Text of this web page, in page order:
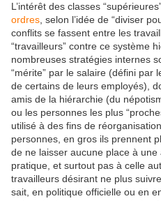
L’intérêt des classes
ordres , selon l’idée de “diviser
conflits se fassent entre les
“travailleurs” contre ce système
nombreuses stratégies internes
“mérite” par le salaire (défini par
de certains de leurs employés),
amis de la hiérarchie (du
ou les personnes les plus
utilisé à des fins de
personnes, en gros ils prennent
de ne laisser aucune place à
pratique, et surtout pas à celle
travailleurs désirant ne plus
sait, en politique officielle ou en